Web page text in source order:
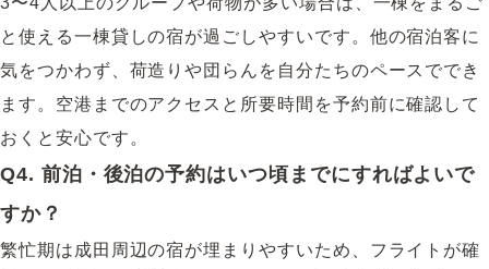
と使える一棟貸しの宿が過ごしやすいです。他の宿泊客に
気をつかわず、荷造りや団らんを自分たちのペースででき
ます。空港までのアクセスと所要時間を予約前に確認して
おくと安心です。
Q4. 前泊・後泊の予約はいつ頃までにすればよいで
すか？
繁忙期は成田周辺の宿が埋まりやすいため、フライトが確